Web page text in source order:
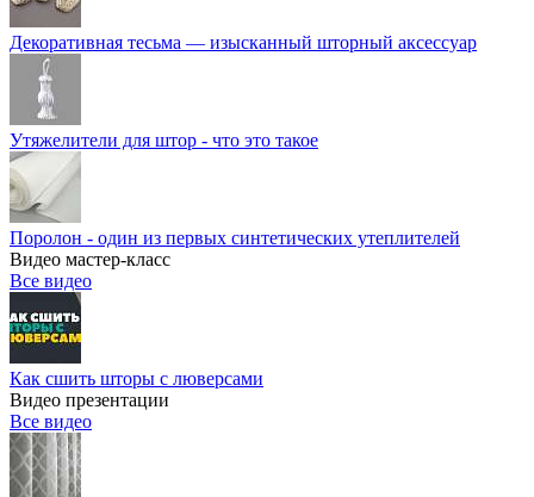
Декоративная тесьма — изысканный шторный аксессуар
Утяжелители для штор - что это такое
Поролон - один из первых синтетических утеплителей
Видео мастер-класс
Все видео
Как сшить шторы с люверсами
Видео презентации
Все видео